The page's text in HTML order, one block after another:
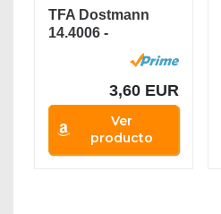
TFA Dostmann
14.4006 -
3,60 EUR
Ver
producto